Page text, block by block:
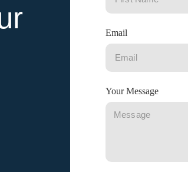
Email
Your Message